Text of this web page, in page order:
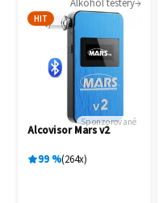
Alkohol testery
HIT
Sponzorované
Alcovisor Mars v2
99% 264x